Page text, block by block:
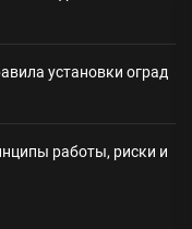
установки оград
работы, риски и